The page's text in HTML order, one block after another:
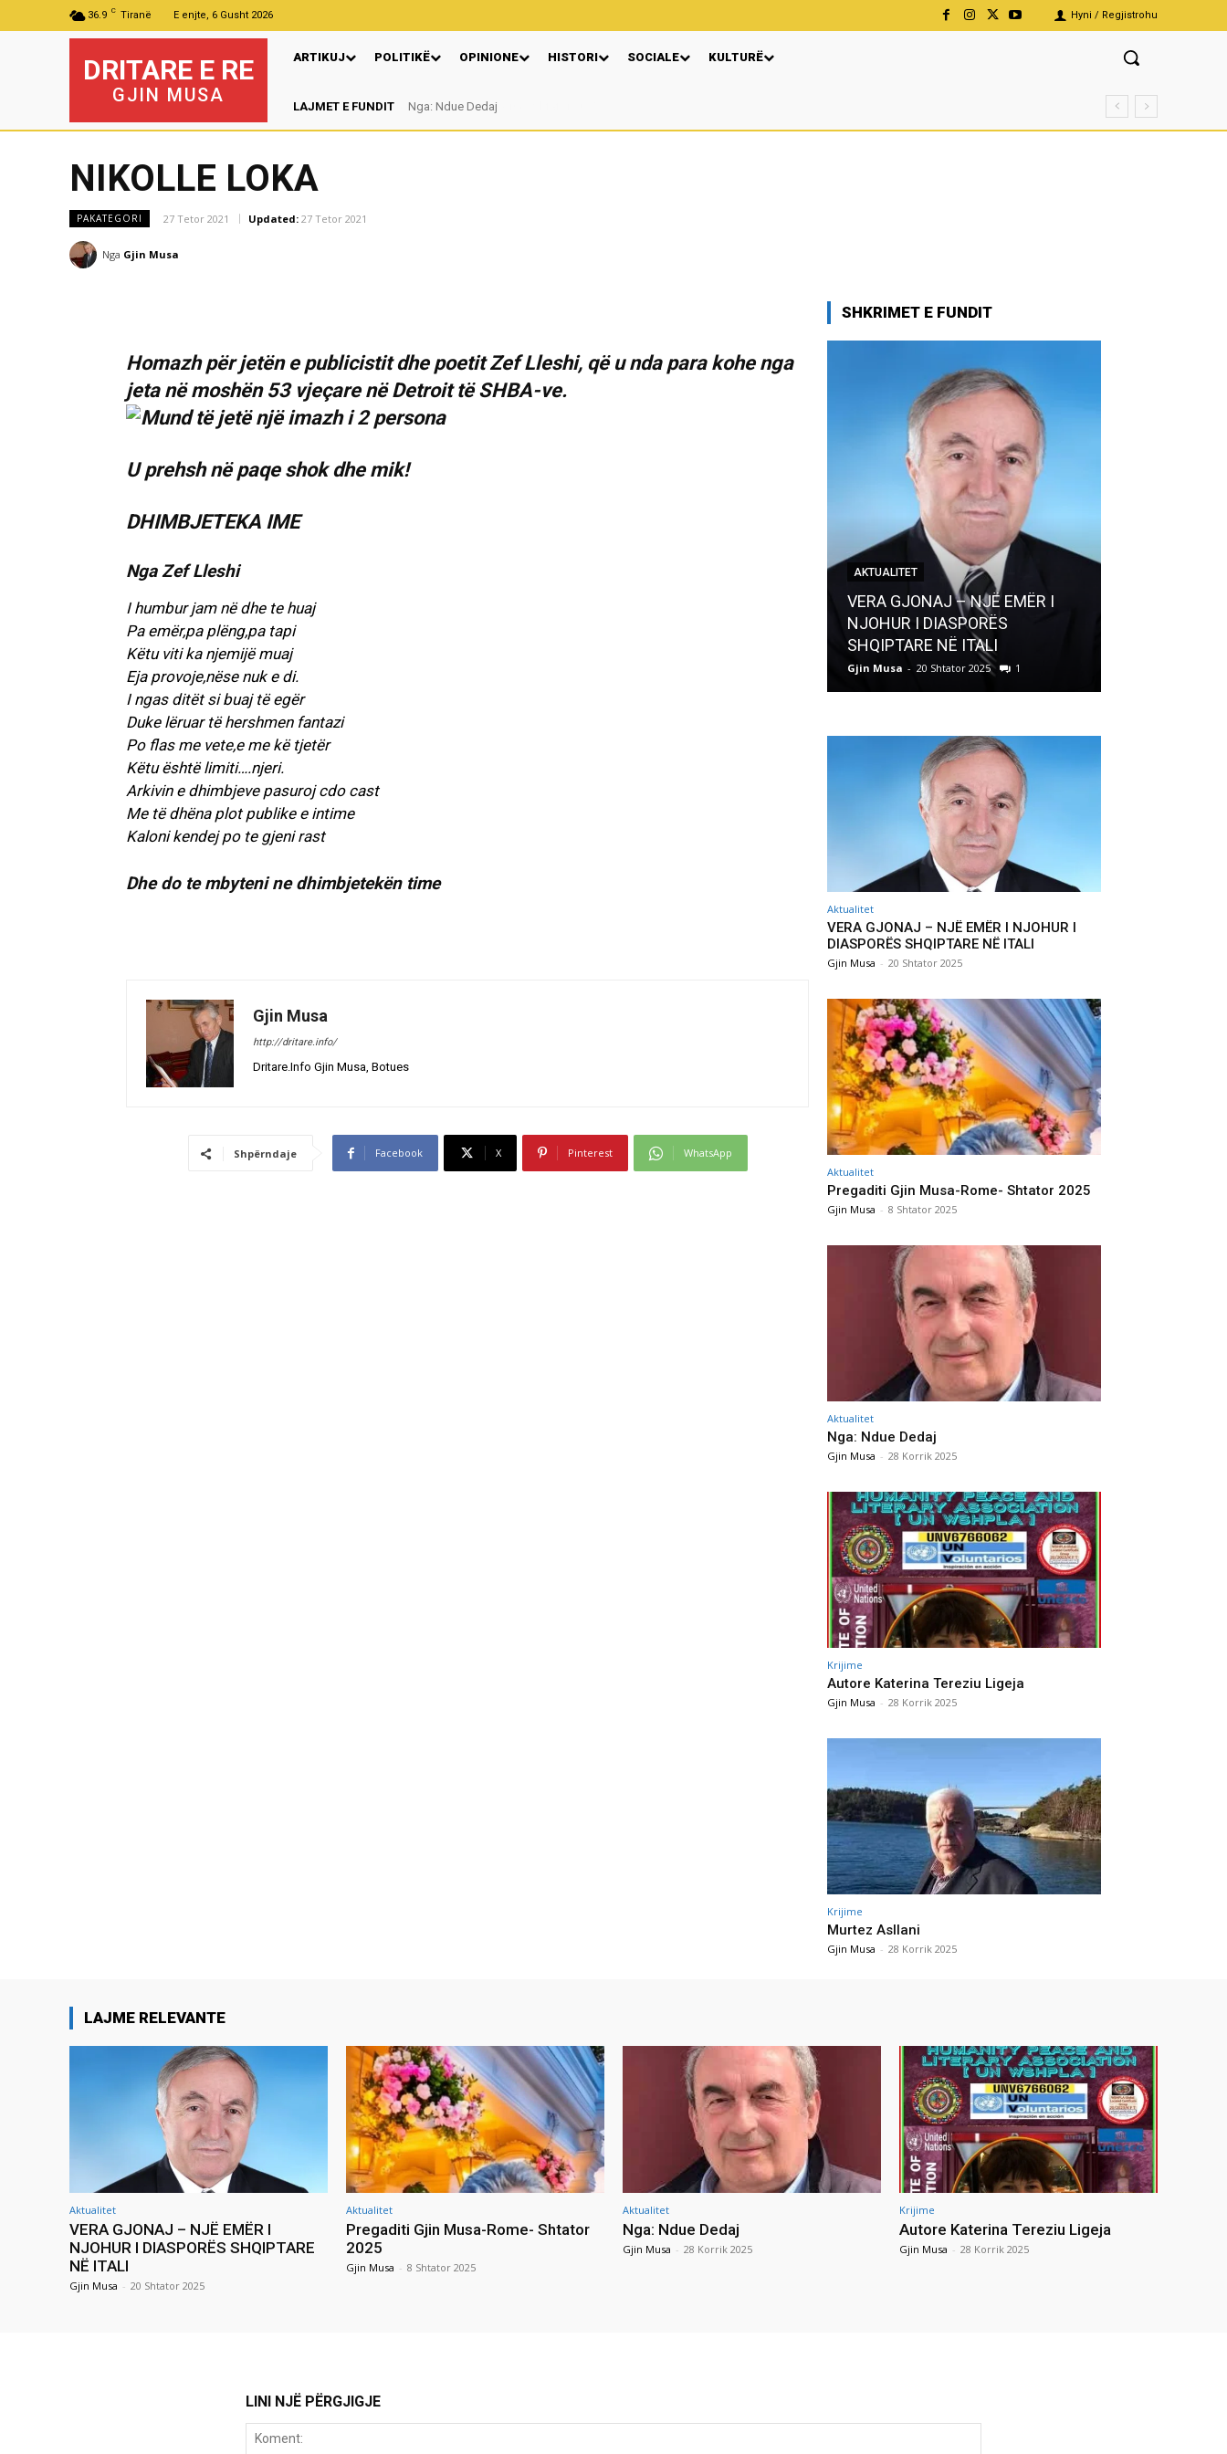
36.9 C Tiranë E enjte, 6 Gusht 2026 Hyni / Regjistrohu
DRITARE E RE
GJIN MUSA
ARTIKUJ POLITIKË OPINIONE HISTORI SOCIALE KULTURË
LAJMET E FUNDIT Nga: Ndue Dedaj
NIKOLLE LOKA
PAKATEGORI 27 Tetor 2021 Updated: 27 Tetor 2021
Nga Gjin Musa
Homazh për jetën e publicistit dhe poetit Zef Lleshi, që u nda para kohe nga
jeta në moshën 53 vjeçare në Detroit të SHBA-ve.
U prehsh në paqe shok dhe mik!
DHIMBJETEKA IME
Nga Zef Lleshi
I humbur jam në dhe te huaj
Pa emër,pa plëng,pa tapi
Këtu viti ka njemijë muaj
Eja provoje,nëse nuk e di.
I ngas ditët si buaj të egër
Duke lëruar të hershmen fantazi
Po flas me vete,e me kë tjetër
Këtu është limiti….njeri.
Arkivin e dhimbjeve pasuroj cdo cast
Me të dhëna plot publike e intime
Kaloni kendej po te gjeni rast
Dhe do te mbyteni ne dhimbjetekën time
Gjin Musa
http://dritare.info/
Dritare.Info Gjin Musa, Botues
Shpërndaje Facebook X Pinterest WhatsApp
SHKRIMET E FUNDIT
AKTUALITET
VERA GJONAJ – NJË EMËR I
NJOHUR I DIASPORËS
SHQIPTARE NË ITALI
Gjin Musa - 20 Shtator 2025 1
Aktualitet
VERA GJONAJ – NJË EMËR I NJOHUR I
DIASPORËS SHQIPTARE NË ITALI
Gjin Musa - 20 Shtator 2025
Aktualitet
Pregaditi Gjin Musa-Rome- Shtator 2025
Gjin Musa - 8 Shtator 2025
Aktualitet
Nga: Ndue Dedaj
Gjin Musa - 28 Korrik 2025
Krijime
Autore Katerina Tereziu Ligeja
Gjin Musa - 28 Korrik 2025
Krijime
Murtez Asllani
Gjin Musa - 28 Korrik 2025
LAJME RELEVANTE
Aktualitet
VERA GJONAJ – NJË EMËR I
NJOHUR I DIASPORËS SHQIPTARE
NË ITALI
Gjin Musa - 20 Shtator 2025
Aktualitet
Pregaditi Gjin Musa-Rome- Shtator
2025
Gjin Musa - 8 Shtator 2025
Aktualitet
Nga: Ndue Dedaj
Gjin Musa - 28 Korrik 2025
Krijime
Autore Katerina Tereziu Ligeja
Gjin Musa - 28 Korrik 2025
LINI NJË PËRGJIGJE